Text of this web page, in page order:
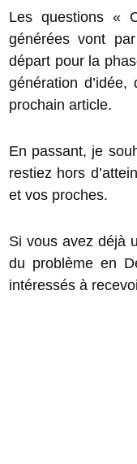
Les questions «
générées vont
départ pour la
génération
prochain article.
En passant, je
restiez hors
et vos proches.
Si vous avez déjà
du problème en
intéressés à